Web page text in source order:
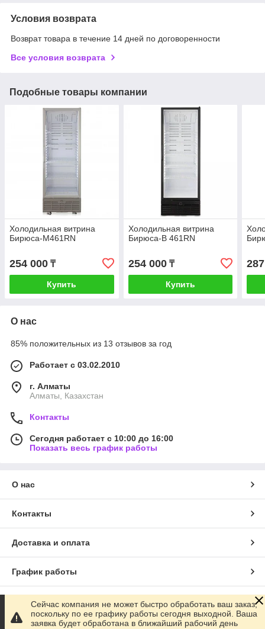
Условия возврата
Возврат товара в течение 14 дней по договоренности
Все условия возврата
Подобные товары компании
Холодильная витрина
Бирюса-М461RN
254 000 ₸
Купить
Холодильная витрина
Бирюса-B 461RN
254 000₸
Купить
О нас
85% положительных из 13 отзывов за год
Работает с 03.02.2010
г. Алматы
Алматы, Казахстан
Контакты
Сегодня работает с 10:00 до 16:00
Показать весь график работы
О нас
Контакты
Доставка и оплата
График работы
Полная версия сайта
Сейчас компания не может быстро обработать ваш заказ,
поскольку по ее графику работы сегодня выходной. Ваша
заявка будет обработана в ближайший рабочий день